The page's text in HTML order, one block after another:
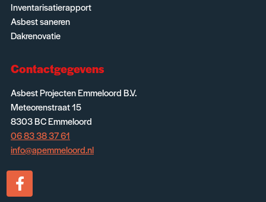
Inventarisatierapport
Asbest saneren
Dakrenovatie
Contactgegevens
Asbest Projecten Emmeloord B.V.
Meteorenstraat 15
8303 BC Emmeloord
06 83 38 37 61
info@apemmeloord.nl